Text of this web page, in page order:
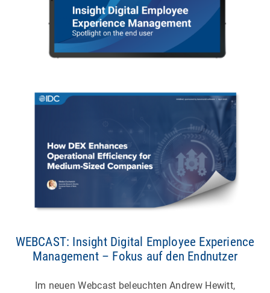
WEBCAST: Insight Digital Employee Experience
Management – Fokus auf den Endnutzer
Im neuen Webcast beleuchten Andrew Hewitt,